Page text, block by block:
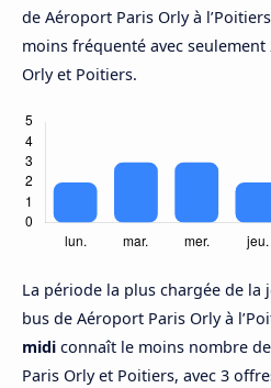
de Aéroport Paris Orly à
moins fréquenté avec
Orly et Poitiers.
La période la plus chargée de la
bus de Aéroport Paris Orly à
midi connaît le moins nombre
Paris Orly et Poitiers, avec 3